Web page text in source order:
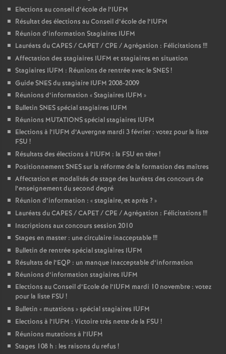
Elections au conseil d’école de l’IUFM
Résultat des élections au Conseil d’école de l’IUFM
Réunion d’information Stagiaires IUFM
Lauréats du CAPES / CAPET / CPE / Agrégation : Félicitations !!!
Affectation des stagiaires IUFM et stagiaires en situation
Stagiaires IUFM : Réunions de rentrée avec le SNES!
Guide SNES du stagiaire IUFM 2008-2009
Réunions d’information «Stagiaires IUFM »
Bulletin SNES spécial stagiaires IUFM
Réunions MUTATIONS spécial stagiaires IUFM
Elections à l’IUFM d’Auvergne mardi 3 février : votez pour la liste
FSU !
Résultats des élections à l’IUFM : la FSU en tête!
Positionnement SNES sur la réforme de la formation des maîtres
Affectation et modalités de stage des lauréats des concours de
l’enseignement du second degré
Réunion d’information : «stagiaire, et après ? »
Lauréats du CAPES / CAPET / CPE / Agrégation : Félicitations !!!
Inscriptions aux concours session 2010
Stages en master : une circulaire inacceptable!!!
Bulletin de rentrée spécial stagiaires IUFM
Résultats de l’EQP : un manque inacceptable d’information
Réunions d’information stagiaires IUFM
Elections au Conseil d’Ecole de l’IUFM mardi 10 novembre : votez
pour la liste FSU !
Bulletin « mutations » spécial stagiaires IUFM
Elections à l’IUFM : Victoire très nette de la FSU !
Réunions mutations à l’IUFM
Stages 108 h : les raisons du refus !